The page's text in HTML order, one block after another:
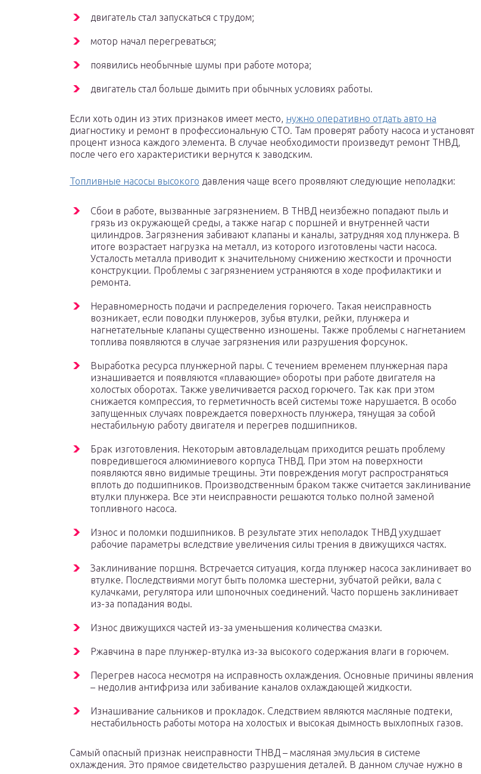
двигатель стал запускаться с трудом;
мотор начал перегреваться;
появились необычные шумы при работе мотора;
двигатель стал больше дымить при обычных условиях работы.
Если хоть один из этих признаков имеет место, нужно оперативно отдать авто на
диагностику и ремонт в профессиональную СТО. Там проверят работу насоса и установят
процент износа каждого элемента. В случае необходимости произведут ремонт ТНВД,
после чего его характеристики вернутся к заводским.
Топливные насосы высокого давления чаще всего проявляют следующие неполадки:
Сбои в работе, вызванные загрязнением. В ТНВД неизбежно попадают пыль и
грязь из окружающей среды, а также нагар с поршней и внутренней части
цилиндров. Загрязнения забивают клапаны и каналы, затрудняя ход плунжера. В
итоге возрастает нагрузка на металл, из которого изготовлены части насоса.
Усталость металла приводит к значительному снижению жесткости и прочности
конструкции. Проблемы с загрязнением устраняются в ходе профилактики и
ремонта.
Неравномерность подачи и распределения горючего. Такая неисправность
возникает, если поводки плунжеров, зубья втулки, рейки, плунжера и
нагнетательные клапаны существенно изношены. Также проблемы с нагнетанием
топлива появляются в случае загрязнения или разрушения форсунок.
Выработка ресурса плунжерной пары. С течением временем плунжерная пара
изнашивается и появляются «плавающие» обороты при работе двигателя на
холостых оборотах. Также увеличивается расход горючего. Так как при этом
снижается компрессия, то герметичность всей системы тоже нарушается. В особо
запущенных случаях повреждается поверхность плунжера, тянущая за собой
нестабильную работу двигателя и перегрев подшипников.
Брак изготовления. Некоторым автовладельцам приходится решать проблему
повредившегося алюминиевого корпуса ТНВД. При этом на поверхности
появляются явно видимые трещины. Эти повреждения могут распространяться
вплоть до подшипников. Производственным браком также считается заклинивание
втулки плунжера. Все эти неисправности решаются только полной заменой
топливного насоса.
Износ и поломки подшипников. В результате этих неполадок ТНВД ухудшает
рабочие параметры вследствие увеличения силы трения в движущихся частях.
Заклинивание поршня. Встречается ситуация, когда плунжер насоса заклинивает во
втулке. Последствиями могут быть поломка шестерни, зубчатой рейки, вала с
кулачками, регулятора или шпоночных соединений. Часто поршень заклинивает
из-за попадания воды.
Износ движущихся частей из-за уменьшения количества смазки.
Ржавчина в паре плунжер-втулка из-за высокого содержания влаги в горючем.
Перегрев насоса несмотря на исправность охлаждения. Основные причины явления
– недолив антифриза или забивание каналов охлаждающей жидкости.
Изнашивание сальников и прокладок. Следствием являются масляные подтеки,
нестабильность работы мотора на холостых и высокая дымность выхлопных газов.
Самый опасный признак неисправности ТНВД – масляная эмульсия в системе
охлаждения. Это прямое свидетельство разрушения деталей. В данном случае нужно в